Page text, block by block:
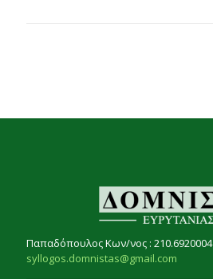
Παπαδόπουλος Κων/νος : 210.6920004
syllogos.domnistas@gmail.com